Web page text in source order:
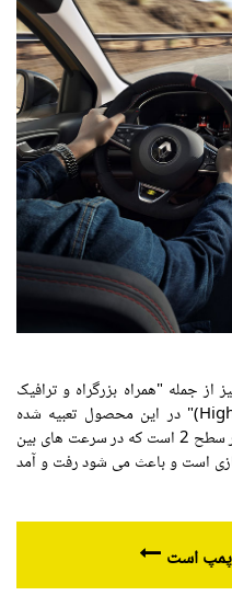
از جمله "همراه بزرگراه و ترافیک
(Highway & Traffic Jam Companion)" در این محصول تعبیه شده
است. این سیستم یک سیستم نیمه خودکار سطح 2 است که در سرعت های بین
سازی است و باعث می شود رفت و آمد
پمپ است